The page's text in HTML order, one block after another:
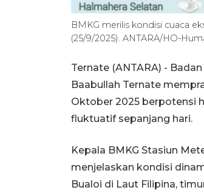
BMKG merilis kondisi cuaca
(25/9/2025). ANTARA/HO-
Ternate (ANTARA) -
Baabullah Ternate
Oktober 2025 berpotensi
fluktuatif sepanjang hari.
Kepala BMKG Stasiun
menjelaskan kondisi
Bualoi di Laut Filipina,